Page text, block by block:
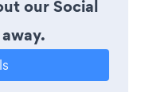
our Social